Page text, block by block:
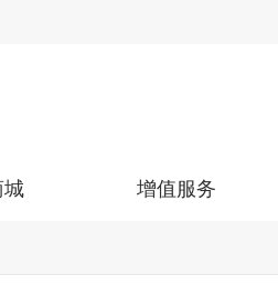
城 增值服务